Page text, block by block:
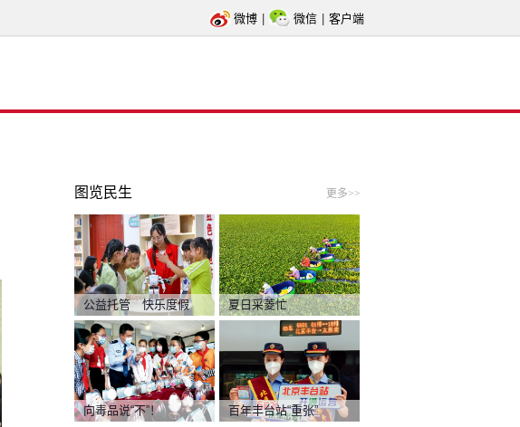
微博 微信 客户端
图览民生 更多>>
公益托管 快乐度假 夏日采菱忙
向毒品说“不”！ 百年丰台站“重张”